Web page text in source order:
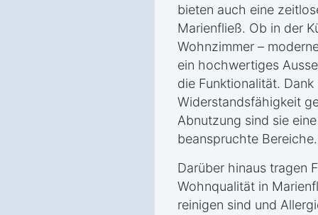
bieten auch eine
Marienfließ. Ob in der
Wohnzimmer –
ein hochwertiges
die Funktionalität.
Widerstandsfähigkeit
Abnutzung sind sie
beanspruchte Bereiche.
Darüber hinaus tragen
Wohnqualität in
reinigen sind und